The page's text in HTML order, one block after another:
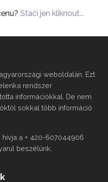
Stačí jen kliknout...
weboldalán. Ezt
rendszer
információkkal. De nem
sokkal több információ
a + 420-607044906
beszélünk.